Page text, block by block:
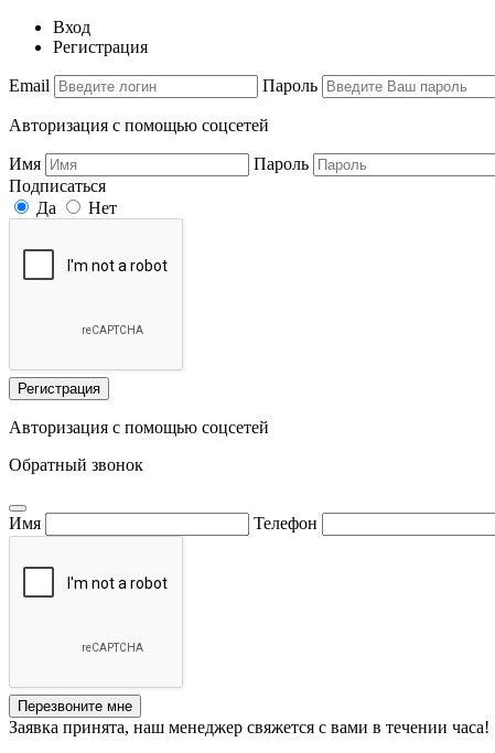
Вход
Регистрация
Email Пароль
Авторизация с помощью соцсетей
Имя Пароль
Подписаться
Да
Нет
Регистрация
Авторизация с помощью соцсетей
Обратный звонок
Имя Телефон
Перезвоните мне
Заявка принята, наш менеджер свяжется с вами в течении часа!